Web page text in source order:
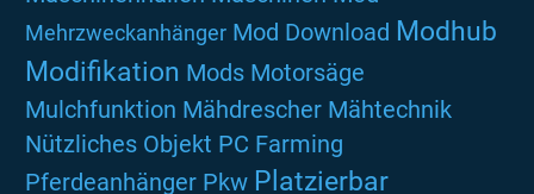
Mehrzweckanhänger Mod Download Modhub
Modifikation Mods Motorsäge
Mulchfunktion Mähdrescher Mähtechnik
Nützliches Objekt PC Farming
Pferdeanhänger Pkw Platzierbar